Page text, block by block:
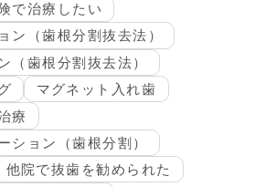
で治療したい
ン（歯根分割抜去法）
（歯根分割抜去法）
マグネット入れ歯
療
ション（歯根分割）
他院で抜歯を勧められた